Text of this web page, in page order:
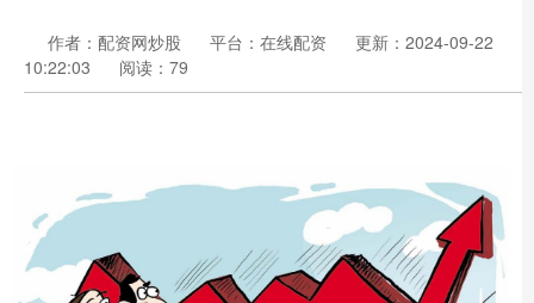
作者：配资网炒股 平台：在线配资
更新：2024-09-22
10:22:03
阅读：79